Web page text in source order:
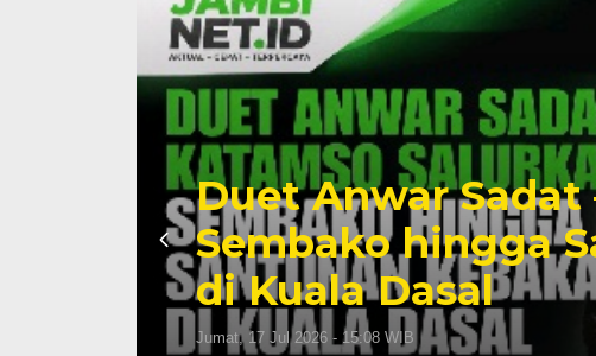
Duet Anwar Sadat
Sembako hingga
di Kuala Dasal
Jumat, 17 Jul 2026 - 15:08 WIB